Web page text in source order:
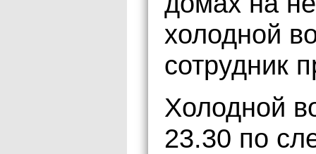
холодной
сотрудник
Холодной
23.30 по